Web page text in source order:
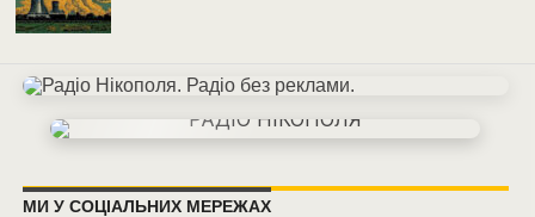
МИ У СОЦІАЛЬНИХ МЕРЕЖАХ